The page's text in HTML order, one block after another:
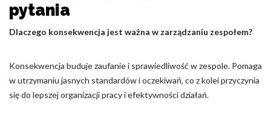
pytania
Dlaczego konsekwencja jest ważna w zarządzaniu zespołem?
Konsekwencja buduje zaufanie i sprawiedliwość w zespole. Pomaga
w utrzymaniu jasnych standardów i oczekiwań, co z kolei przyczynia
się do lepszej organizacji pracy i efektywności działań.